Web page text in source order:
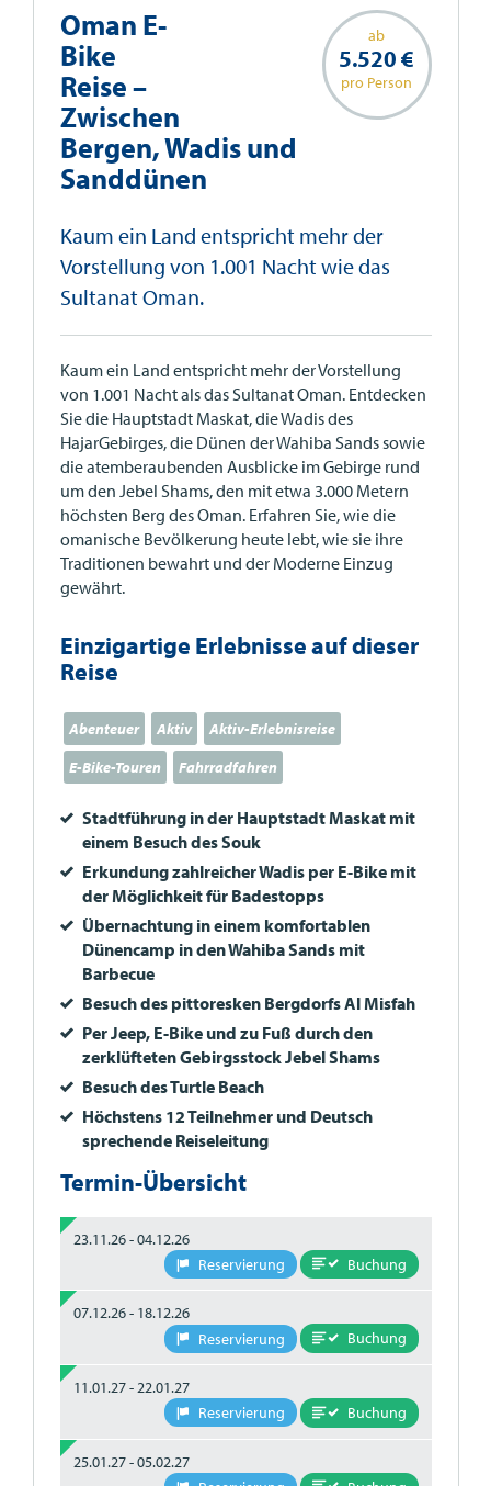
ab
5.520 €
pro Person
Oman E-
Bike
Reise –
Zwischen
Bergen, Wadis und
Sanddünen
Kaum ein Land entspricht mehr der
Vorstellung von 1.001 Nacht wie das
Sultanat Oman.
Kaum ein Land entspricht mehr der Vorstellung
von 1.001 Nacht als das Sultanat Oman. Entdecken
Sie die Hauptstadt Maskat, die Wadis des
HajarGebirges, die Dünen der Wahiba Sands sowie
die atemberaubenden Ausblicke im Gebirge rund
um den Jebel Shams, den mit etwa 3.000 Metern
höchsten Berg des Oman. Erfahren Sie, wie die
omanische Bevölkerung heute lebt, wie sie ihre
Traditionen bewahrt und der Moderne Einzug
gewährt.
Einzigartige Erlebnisse auf dieser
Reise
Abenteuer Aktiv
Aktiv-Erlebnisreise
E-Bike-Touren
Fahrradfahren
Stadtführung in der Hauptstadt Maskat mit
einem Besuch des Souk
Erkundung zahlreicher Wadis per E-Bike mit
der Möglichkeit für Badestopps
Übernachtung in einem komfortablen
Dünencamp in den Wahiba Sands mit
Barbecue
Besuch des pittoresken Bergdorfs Al Misfah
Per Jeep, E-Bike und zu Fuß durch den
zerklüfteten Gebirgsstock Jebel Shams
Besuch des Turtle Beach
Höchstens 12 Teilnehmer und Deutsch
sprechende Reiseleitung
Termin-Übersicht
23.11.26 - 04.12.26
Reservierung
Buchung
07.12.26 - 18.12.26
Reservierung
Buchung
11.01.27 - 22.01.27
Reservierung
Buchung
25.01.27 - 05.02.27